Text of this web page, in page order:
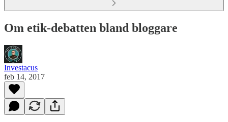
Om etik-debatten bland bloggare
Investacus
feb 14, 2017